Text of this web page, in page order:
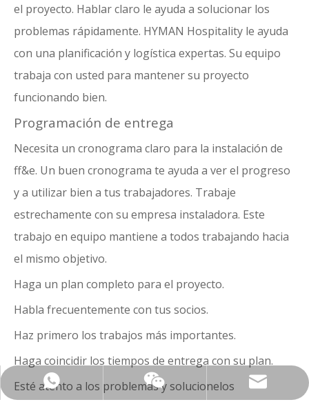
el proyecto. Hablar claro le ayuda a solucionar los
problemas rápidamente. HYMAN Hospitality le ayuda
con una planificación y logística expertas. Su equipo
trabaja con usted para mantener su proyecto
funcionando bien.
Programación de entrega
Necesita un cronograma claro para la instalación de
ff&e. Un buen cronograma te ayuda a ver el progreso
y a utilizar bien a tus trabajadores. Trabaje
estrechamente con su empresa instaladora. Este
trabajo en equipo mantiene a todos trabajando hacia
el mismo objetivo.
Haga un plan completo para el proyecto.
Habla frecuentemente con tus socios.
Haz primero los trabajos más importantes.
Haga coincidir los tiempos de entrega con su plan.
Esté atento a los problemas y solucionelos
+ 86-18659106856
sophia@hymanhospitality.cn